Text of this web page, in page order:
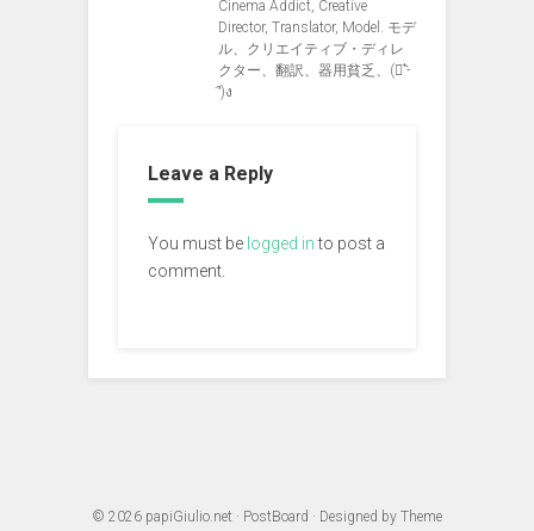
Cinema Addict, Creative
Director, Translator, Model. モデ
ル、クリエイティブ・ディレ
クター、翻訳、器用貧乏、(ง︡'-
'︠)ง
Leave a Reply
You must be logged into post a
comment.
© 2026 papiGiulio.net · PostBoard · Designed by Theme